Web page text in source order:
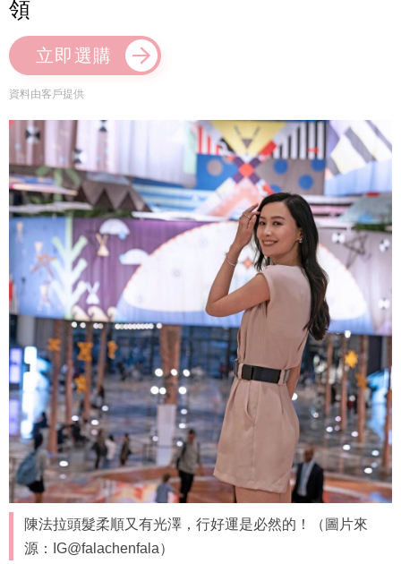
領
立即選購
資料由客戶提供
陳法拉頭髮柔順又有光澤，行好運是必然的！（圖片來
源：IG@falachenfala）